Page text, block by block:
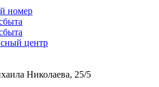
номер
центр
Николаева, 25/5